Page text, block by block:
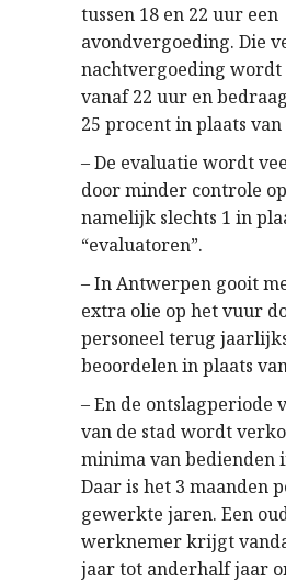
tussen 18 en 22 uur een
avondvergoeding. Die
nachtvergoeding wordt
vanaf 22 uur en
25 procent in plaats
– De evaluatie wordt
door minder controle
namelijk slechts 1 in
“evaluatoren”.
– In Antwerpen gooit
extra olie op het vuur
personeel terug
beoordelen in plaats
– En de ontslagperiode
van de stad wordt
minima van bedienden
Daar is het 3 maanden
gewerkte jaren. Een
werknemer krijgt
jaar tot anderhalf jaar